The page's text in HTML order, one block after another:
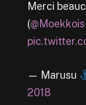
Merci
(
— Marusu
2018